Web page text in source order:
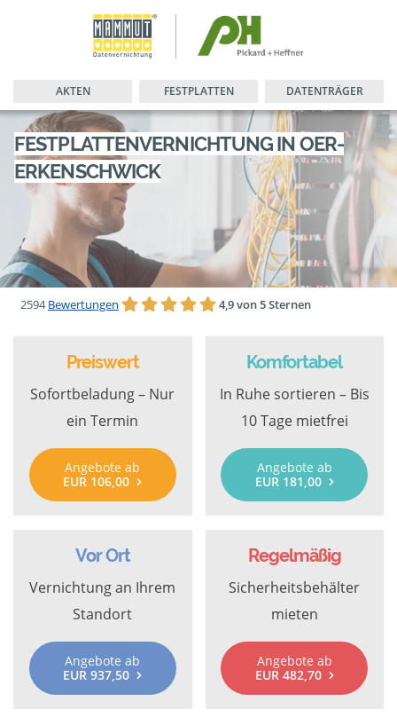
AKTEN FESTPLATTEN DATENTRÄGER
FESTPLATTENVERNICHTUNG IN OER-
ERKENSCHWICK
2594Bewertungen 4,9 von 5 Sternen
Preiswert
Sofortbeladung – Nur
ein Termin
Angebote ab
EUR 106,00
Komfortabel
In Ruhe sortieren – Bis
10 Tage mietfrei
Angebote ab
EUR 181,00
Vor Ort
Vernichtung an Ihrem
Standort
Angebote ab
EUR 937,50
Regelmäßig
Sicherheitsbehälter
mieten
Angebote ab
EUR 482,70